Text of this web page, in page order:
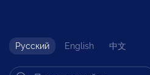
Русский English 中文